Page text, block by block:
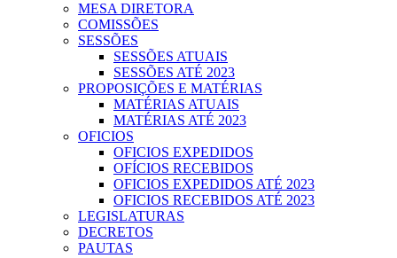
MESA DIRETORA
COMISSÕES
SESSÕES
SESSÕES ATUAIS
SESSÕES ATÉ 2023
PROPOSIÇÕES E MATÉRIAS
MATÉRIAS ATUAIS
MATÉRIAS ATÉ 2023
OFICIOS
OFICIOS EXPEDIDOS
OFÍCIOS RECEBIDOS
OFICIOS EXPEDIDOS ATÉ 2023
OFICIOS RECEBIDOS ATÉ 2023
LEGISLATURAS
DECRETOS
PAUTAS